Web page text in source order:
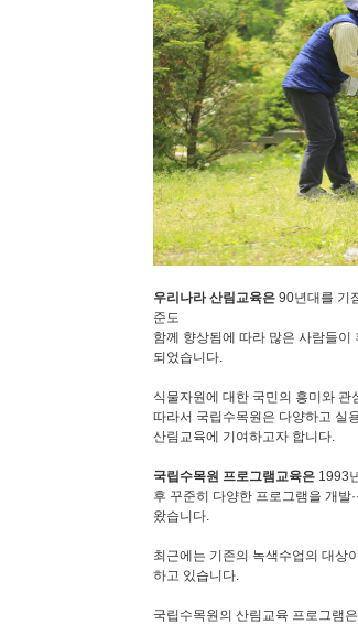
우리나라 산림교육은90년대를 기
준도
함께 향상됨에 따라 많은 사람들이
되었습니다.
식물자원에 대한 국민의 흥미와
따라서 국립수목원은 다양하고 실
산림교육에 기여하고자 합니다.
국립수목원 프로그램교육은1993
후 꾸준히 다양한 프로그램을 개
왔습니다.
최근에는 기존의 녹색수업의 대상
하고 있습니다.
국립수목원의 산림교육 프로그램